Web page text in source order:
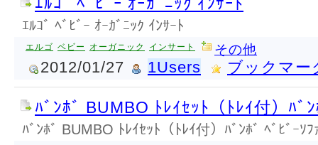
ｴﾙｺﾞ ﾍﾞﾋﾞｰ ｵｰｶﾞﾆｯｸ ｲﾝｻｰﾄ
ｴﾙｺﾞ ﾍﾞﾋﾞｰ ｵｰｶﾞﾆｯｸ ｲﾝｻｰﾄ
エルゴ ベビー オーガニック インサート その他
2012/01/27 1Users ブックマー
ﾊﾞﾝﾎﾞ BUMBO ﾄﾚｲｾｯﾄ（ﾄﾚｲ付）ﾊﾞ
ﾊﾞﾝﾎﾞ BUMBO ﾄﾚｲｾｯﾄ（ﾄﾚｲ付）ﾊﾞﾝﾎﾞ ﾍﾞﾋﾞｰｿﾌ